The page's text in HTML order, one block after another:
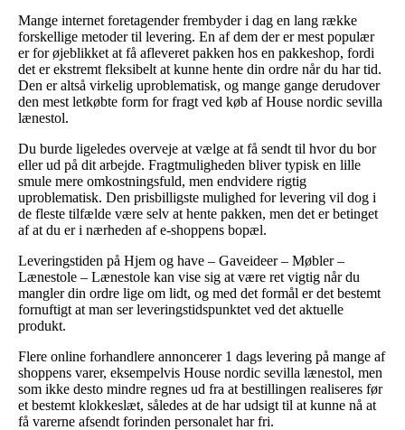
Mange internet foretagender frembyder i dag en lang række
forskellige metoder til levering. En af dem der er mest populær
er for øjeblikket at få afleveret pakken hos en pakkeshop, fordi
det er ekstremt fleksibelt at kunne hente din ordre når du har tid.
Den er altså virkelig uproblematisk, og mange gange derudover
den mest letkøbte form for fragt ved køb af House nordic sevilla
lænestol.
Du burde ligeledes overveje at vælge at få sendt til hvor du bor
eller ud på dit arbejde. Fragtmuligheden bliver typisk en lille
smule mere omkostningsfuld, men endvidere rigtig
uproblematisk. Den prisbilligste mulighed for levering vil dog i
de fleste tilfælde være selv at hente pakken, men det er betinget
af at du er i nærheden af e-shoppens bopæl.
Leveringstiden på Hjem og have – Gaveideer – Møbler –
Lænestole – Lænestole kan vise sig at være ret vigtig når du
mangler din ordre lige om lidt, og med det formål er det bestemt
fornuftigt at man ser leveringstidspunktet ved det aktuelle
produkt.
Flere online forhandlere annoncerer 1 dags levering på mange af
shoppens varer, eksempelvis House nordic sevilla lænestol, men
som ikke desto mindre regnes ud fra at bestillingen realiseres før
et bestemt klokkeslæt, således at de har udsigt til at kunne nå at
få varerne afsendt forinden personalet har fri.